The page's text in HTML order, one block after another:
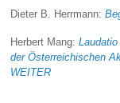
Dieter B. Herrmann:
Herbert Mang:
der Österreichischen
WEITER